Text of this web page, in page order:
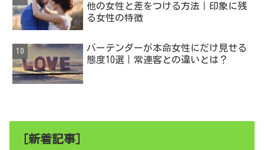
他の女性と差をつける方法｜印象に残
る女性の特徴
バーテンダーが本命女性にだけ見せる
態度10選｜常連客との違いとは？
［新着記事］